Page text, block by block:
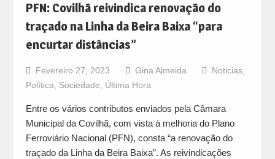
PFN: Covilhã reivindica renovação do
traçado na Linha da Beira Baixa “para
encurtar distâncias”
Fevereiro 27, 2023 Gina Almeida Noticias,
Política, Sociedade, Última Hora
Entre os vários contributos enviados pela Câmara
Municipal da Covilhã, com vista à melhoria do Plano
Ferroviário Nacional (PFN), consta “a renovação do
traçado da Linha da Beira Baixa”. As reivindicações